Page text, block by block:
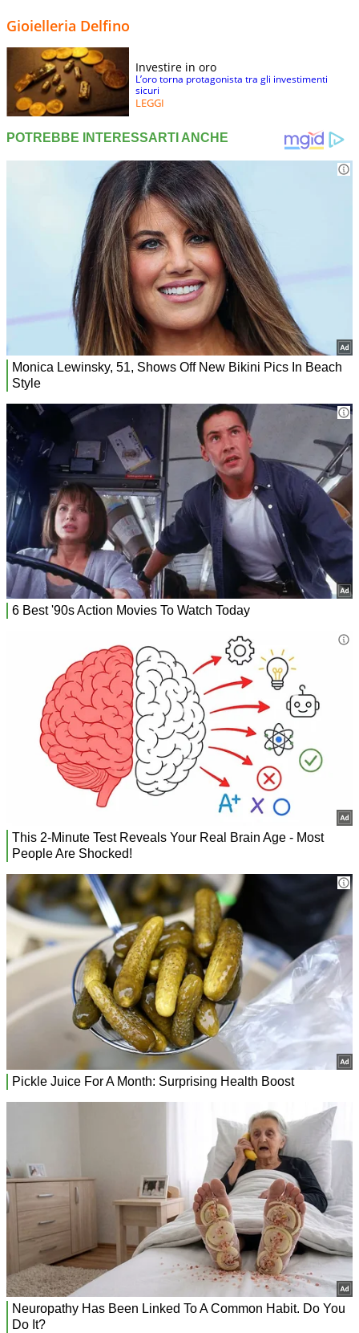
Gioielleria Delfino
Investire in oro
L’oro torna protagonista tra gli investimenti
sicuri
LEGGI